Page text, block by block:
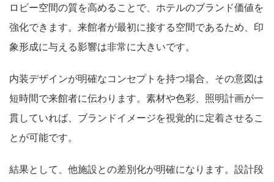
ロビー空間の質を高めることで、ホテルのブランド価値を
強化できます。来館者が最初に接する空間であるため、印
象形成に与える影響は非常に大きいです。
内装デザインが明確なコンセプトを持つ場合、その意図は
短時間で来館者に伝わります。素材や色彩、照明計画が一
貫していれば、ブランドイメージを視覚的に定着させるこ
とが可能です。
結果として、他施設との差別化が明確になります。設計段